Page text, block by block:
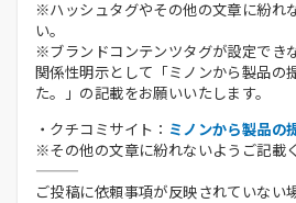
※ハッシュタグやその他の文章に紛れ
い。
※ブランドコンテンツタグが設定でき
関係性明示として「ミノンから製品の
た。」の記載をお願いいたします。
・クチコミサイト： ミノンから製品の
※その他の文章に紛れないようご記載
ご投稿に依頼事項が反映されていない